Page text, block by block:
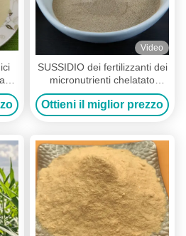
Video
SUSSIDIO dei fertilizzanti dei
micronutrienti chelatato
calcio degli ananas che
cresce con i minerali
Ottieni il miglior prezzo